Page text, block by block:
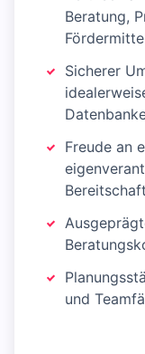
Beratung,
Sicherer
Freude an
und